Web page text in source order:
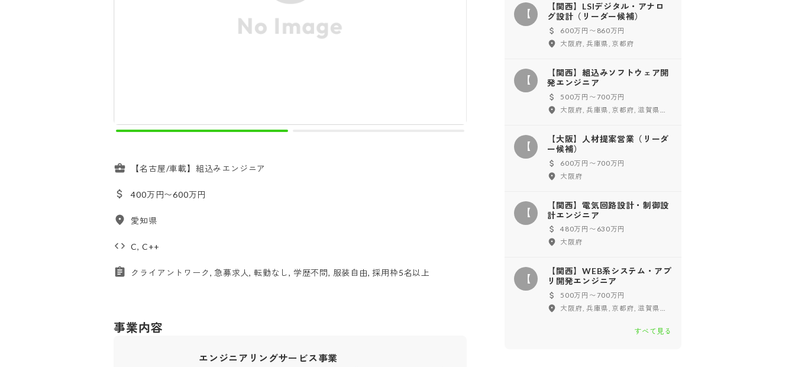
【名古屋/車載】組込みエンジニア
400万円〜600万円
愛知県
C, C++
クライアントワーク, 急募求人, 転勤なし, 学歴不問, 服装自由, 採用枠5名以上
事業内容
エンジニアリングサービス事業
【
【関西】LSIデジタル・アナロ
グ設計（リーダー候補）
600万円〜860万円
大阪府, 兵庫県, 京都府
【
【関西】組込みソフトウェア開
発エンジニア
500万円〜700万円
【
【大阪】人材提案営業（リーダ
ー候補）
600万円〜700万円
大阪府
【
【関西】電気回路設計・制御設
計エンジニア
480万円〜630万円
大阪府
【
【関西】WEB系システム・アプ
リ開発エンジニア
500万円〜700万円
すべて見る